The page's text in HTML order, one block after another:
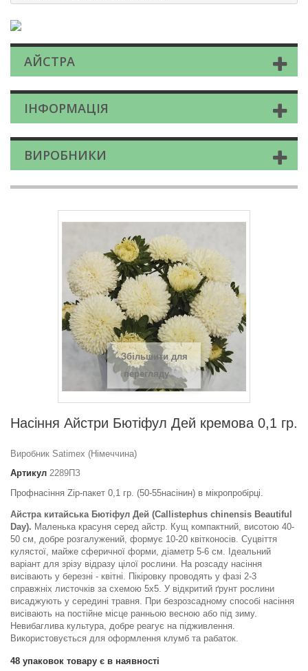
АЙСТРА
ІНФОРМАЦІЯ
ВИРОБНИКИ
Збільшити для
перегляду
Насіння Айстри Бютіфул Дей кремова 0,1 гр.
Виробник Satimex (Німеччина)
Артикул 2289ПЗ
Профнасіння Zip-пакет 0,1 гр. (50-55насінин) в мікропробірці.
Айстра китайська Бютіфул Дей (Callistephus chinensis Beautiful
Day). Маленька красуня серед айстр. Кущ компактний, висотою 40-
50 см, добре розгалужений, формує 10-20 квітконосів. Суцвіття
кулястої, майже сферичної форми, діаметр 5-6 см. Ідеальний
варіант для зрізу відразу цілої рослини. На розсаду насіння
висівають у березні - квітні. Пікіровку проводять у фазі 2-3
справжніх листочків за схемою 5x5. У відкритий ґрунт рослини
висаджують у середині травня. При безрозсадному способі насіння
висівають на постійне місце ранньою весною або під зиму.
Невибаглива культура, добре реагує на підживлення.
Використовується для оформлення клумб та рабаток.
48 упаковок товару є в наявності